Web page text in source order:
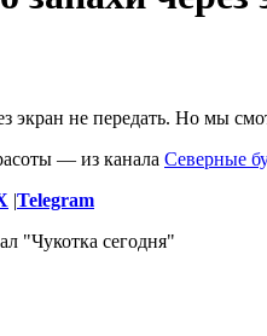
экран не передать. Но мы
— из канала Северные
|Telegram
"Чукотка сегодня"